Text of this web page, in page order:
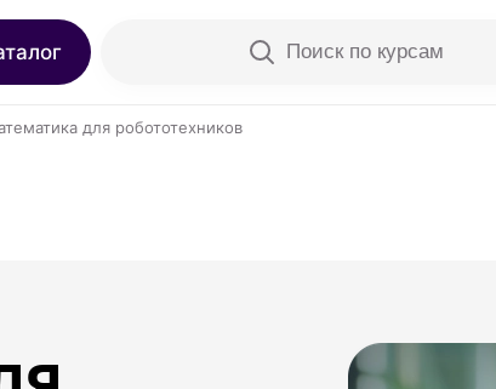
Поиск по курсам
для робототехников